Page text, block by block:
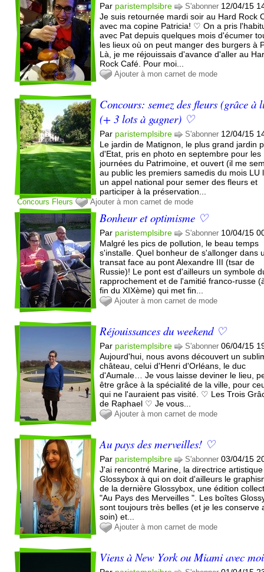
Par paristemplsibre S'abonner 12/04/15
Je suis retournée mardi soir au Hard Rock
avec ma copine Patricia! ♡ On a pris
avec Pat depuis quelques mois d'écumer
les lieux où on peut manger des burgers à
Là, je me réjouissais d'avance d'aller au
Rock Café. Pour moi...
Ajouter à mon carnet de mode
Concours: semez des fleurs (grâce à
(+ 3 lots à gagner) ♡
Par paristemplsibre S'abonner 12/04/15
Le jardin de Matignon, le plus grand jardin
d'Etat, pris en photo en septembre pour les
journées du Patrimoine, et ouvert (il me
au public les premiers samedis du mois LU
un appel national pour semer des fleurs et
participer à la préservation...
Concours Fleurs Ajouter à mon carnet de mode
Bonheur et optimisme ♡
Par paristemplsibre S'abonner 10/04/15
Malgré les pics de pollution, le beau temps
s'installe. Quel bonheur de s'allonger dans
transat face au pont Alexandre III (tsar de
Russie)! Le pont est d'ailleurs un symbole
rapprochement et de l'amitié franco-russe
fin du XIXème) qui met fin...
Ajouter à mon carnet de mode
Réjouissances du weekend ♡
Par paristemplsibre S'abonner 06/04/15
Aujourd'hui, nous avons découvert un
château, celui d'Henri d'Orléans, le duc
d'Aumale… Je vous laisse deviner le lieu,
être grâce à la spécialité de la ville, pour
qui ne l'auraient pas visité. ♡ Les Trois
de Raphael ♡ Je vous...
Ajouter à mon carnet de mode
Au pays des merveilles! ♡
Par paristemplsibre S'abonner 03/04/15
J'ai rencontré Marine, la directrice
Glossybox à qui on doit d'ailleurs le
de la dernière Glossybox, une édition
"Au Pays des Merveilles ". Les boîtes
sont toujours très belles (et je les conserve
soin) et...
Ajouter à mon carnet de mode
Viens à New York ou Miami avec